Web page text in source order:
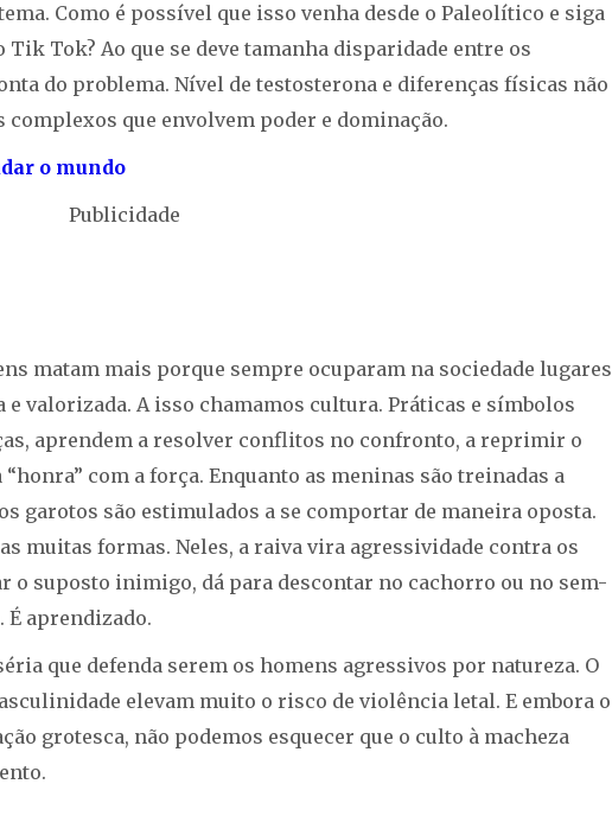
Como é possível que isso venha desde o Paleolítico e siga
Tok? Ao que se deve tamanha disparidade entre os
do problema. Nível de testosterona e diferenças físicas não
que envolvem poder e dominação.
o mundo
Publicidade
matam mais porque sempre ocuparam na sociedade lugares
valorizada. A isso chamamos cultura. Práticas e símbolos
aprendem a resolver conflitos no confronto, a reprimir o
com a força. Enquanto as meninas são treinadas a
garotos são estimulados a se comportar de maneira oposta.
muitas formas. Neles, a raiva vira agressividade contra os
o suposto inimigo, dá para descontar no cachorro ou no sem-
É aprendizado.
que defenda serem os homens agressivos por natureza. O
elevam muito o risco de violência letal. E embora o
grotesca, não podemos esquecer que o culto à macheza